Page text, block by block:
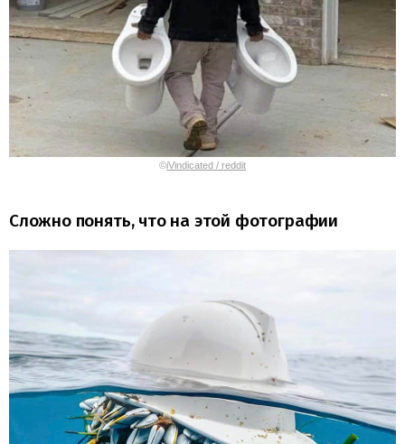
©iVindicated / reddit
Сложно понять, что на этой фотографии